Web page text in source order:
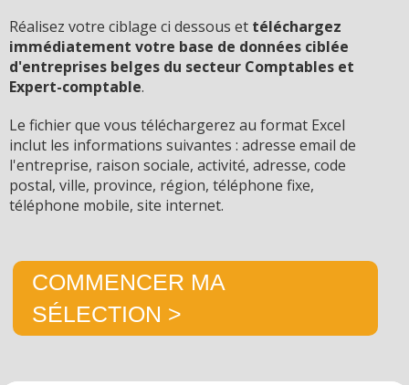
Réalisez votre ciblage ci dessous et téléchargez
immédiatement votre base de données ciblée
d'entreprises belges du secteur Comptables et
Expert-comptable.
Le fichier que vous téléchargerez au format Excel
inclut les informations suivantes : adresse email de
l'entreprise, raison sociale, activité, adresse, code
postal, ville, province, région, téléphone fixe,
téléphone mobile, site internet.
COMMENCER MA
SÉLECTION >